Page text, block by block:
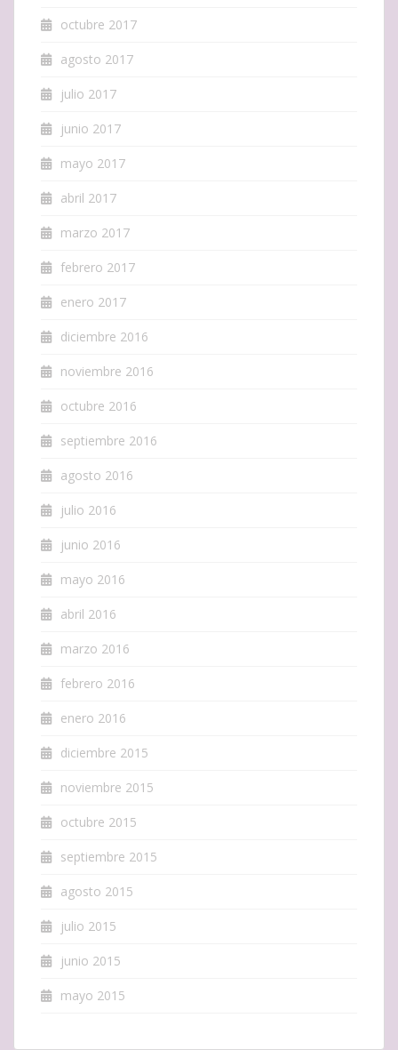
octubre 2017
agosto 2017
julio 2017
junio 2017
mayo 2017
abril 2017
marzo 2017
febrero 2017
enero 2017
diciembre 2016
noviembre 2016
octubre 2016
septiembre 2016
agosto 2016
julio 2016
junio 2016
mayo 2016
abril 2016
marzo 2016
febrero 2016
enero 2016
diciembre 2015
noviembre 2015
octubre 2015
septiembre 2015
agosto 2015
julio 2015
junio 2015
mayo 2015